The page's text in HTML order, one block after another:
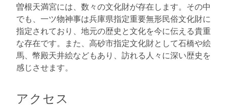
曽根天満宮には、数々の文化財が存在します。その中
でも、一ツ物神事は兵庫県指定重要無形民俗文化財に
指定されており、地元の歴史と文化を今に伝える貴重
な存在です。また、高砂市指定文化財として石橋や絵
馬、幣殿天井絵などもあり、訪れる人々に深い歴史を
感じさせます。
アクセス